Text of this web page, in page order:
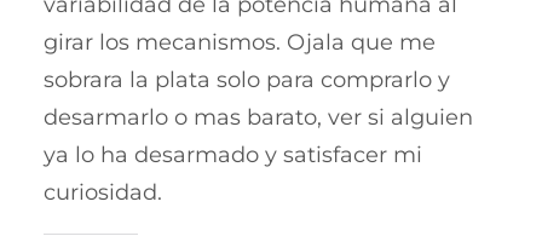
girar los mecanismos. Ojala que me
sobrara la plata solo para comprarlo y
desarmarlo o mas barato, ver si alguien
ya lo ha desarmado y satisfacer mi
curiosidad.